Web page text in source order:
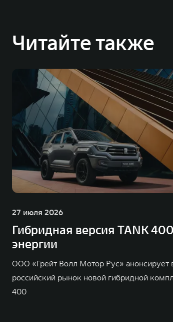
Читайте также
27 июля 2026
Гибридная версия TANK
энергии
ООО «Грейт Волл Мотор Рус» анонсирует
российский рынок новой гибридной
400